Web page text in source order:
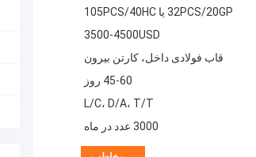
32PCS/20GP یا 105PCS/40HC
3500-4500USD
قاب فولادی داخل، کارتن بیرون
45-60 روز
L/C، D/A، T/T
3000 عدد در ماه